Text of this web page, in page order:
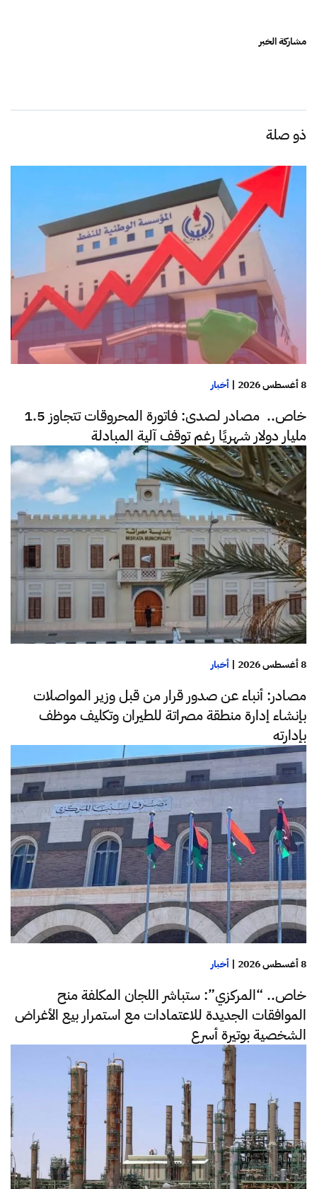
مشاركة الخبر
ذو صلة
8 أغسطس 2026 | أخبار
خاص.. مصادر لصدى: فاتورة المحروقات تتجاوز 1.5
مليار دولار شهريًا رغم توقف آلية المبادلة
8 أغسطس 2026 | أخبار
مصادر: أنباء عن صدور قرار من قبل وزير المواصلات
بإنشاء إدارة منطقة مصراتة للطيران وتكليف موظف
بإدارته
8 أغسطس 2026 | أخبار
خاص.. “المركزي”: ستباشر اللجان المكلفة منح
الموافقات الجديدة للاعتمادات مع استمرار بيع الأغراض
الشخصية بوتيرة أسرع